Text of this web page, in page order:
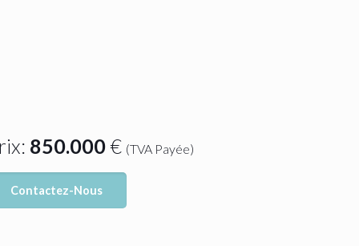
850.000€ (TVA Payée)
Contactez-Nous